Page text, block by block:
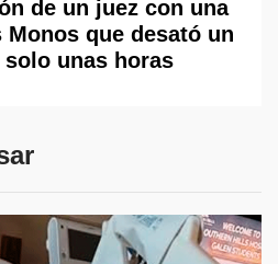
de un juez con una
que desató un
unas horas